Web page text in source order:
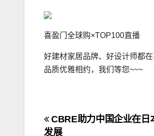
喜盈门全球购×TOP100直播
好建材家居品牌、好设计师都
品质优雅相约，我们等您~~~
文
CBRE助力中国企业在日
发展